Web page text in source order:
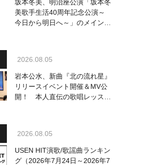
坂本冬美、明治座公演「坂本冬
美歌手生活40周年記念公演～
今日から明日へ～」のメインビ
2026.08.05
岩本公水、新曲『北の流れ星』
リリースイベント開催＆MV公
開！ 本人直伝の歌唱レッスン
2026.08.05
USEN HIT演歌/歌謡曲ランキン
グ（2026年7月24日～2026年7